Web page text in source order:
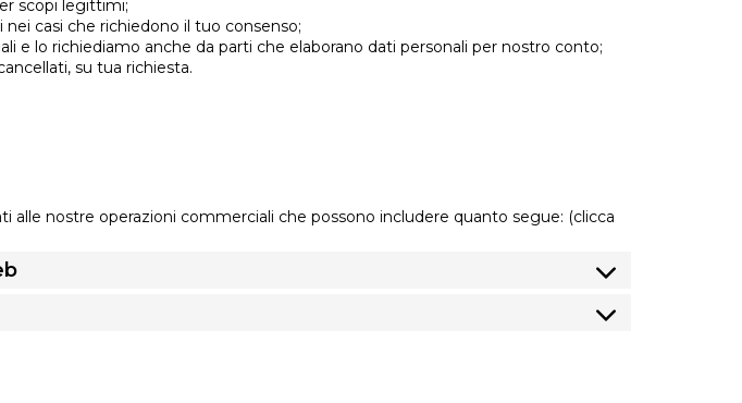
scopi legittimi;
casi che richiedono il tuo consenso;
lo richiediamo anche da parti che elaborano dati personali per nostro conto;
su tua richiesta.
alle nostre operazioni commerciali che possono includere quanto segue: (clicca